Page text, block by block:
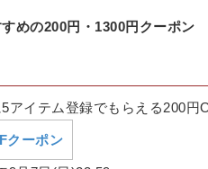
めの200円・1300円クーポン
アイテム登録でもらえる200円
クーポン